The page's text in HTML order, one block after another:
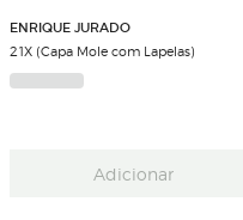
ENRIQUE JURADO
21X (Capa Mole com Lapelas)
Adicionar